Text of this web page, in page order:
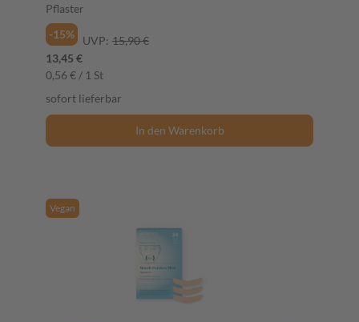
Pflaster
-15%
UVP: 15,90 €
13,45 €
0,56 € / 1 St
sofort lieferbar
In den Warenkorb
Vegan